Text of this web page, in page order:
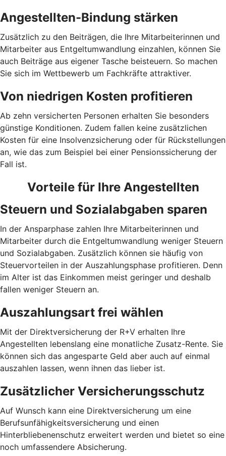
Angestellten-Bindung stärken
Zusätzlich zu den Beiträgen, die Ihre Mitarbeiterinnen und
Mitarbeiter aus Entgeltumwandlung einzahlen, können Sie
auch Beiträge aus eigener Tasche beisteuern. So machen
Sie sich im Wettbewerb um Fachkräfte attraktiver.
Von niedrigen Kosten profitieren
Ab zehn versicherten Personen erhalten Sie besonders
günstige Konditionen. Zudem fallen keine zusätzlichen
Kosten für eine Insolvenzsicherung oder für Rückstellungen
an, wie das zum Beispiel bei einer Pensionssicherung der
Fall ist.
Vorteile für Ihre Angestellten
Steuern und Sozialabgaben sparen
In der Ansparphase zahlen Ihre Mitarbeiterinnen und
Mitarbeiter durch die Entgeltumwandlung weniger Steuern
und Sozialabgaben. Zusätzlich können sie häufig von
Steuervorteilen in der Auszahlungsphase profitieren. Denn
im Alter ist das Einkommen meist geringer und deshalb
fallen weniger Steuern an.
Auszahlungsart frei wählen
Mit der Direktversicherung der R+V erhalten Ihre
Angestellten lebenslang eine monatliche Zusatz-Rente. Sie
können sich das angesparte Geld aber auch auf einmal
auszahlen lassen, wenn ihnen das lieber ist.
Zusätzlicher Versicherungsschutz
Auf Wunsch kann eine Direktversicherung um eine
Berufsunfähigkeitsversicherung und einen
Hinterbliebenenschutz erweitert werden und bietet so eine
noch umfassendere Absicherung.